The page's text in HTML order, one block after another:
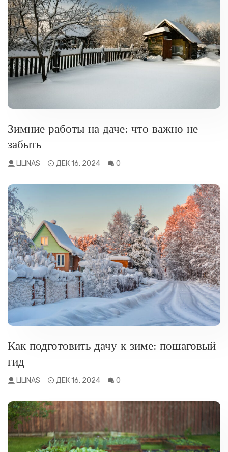
Зимние работы на даче: что важно не
забыть
LILINAS ДЕК 16, 2024 0
Как подготовить дачу к зиме: пошаговый
гид
LILINAS ДЕК 16, 2024 0